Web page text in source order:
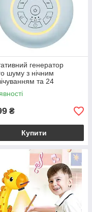
генератор
шуму з нічним
та 24
звуками
₴
Купити